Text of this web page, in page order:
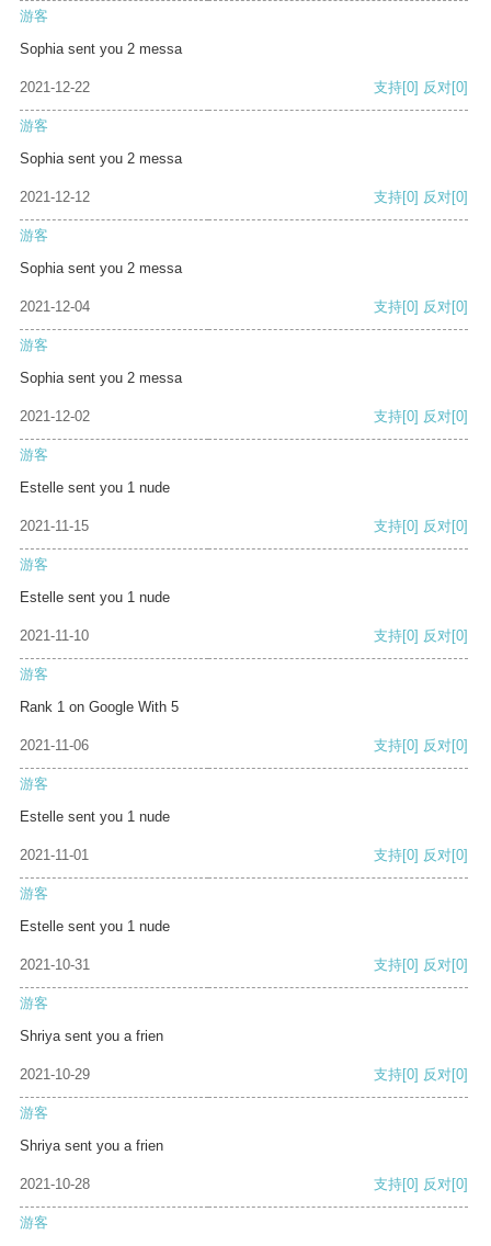
游客
Sophia sent you 2 messa
2021-12-22 支持[0] 反对[0]
游客
Sophia sent you 2 messa
2021-12-12 支持[0] 反对[0]
游客
Sophia sent you 2 messa
2021-12-04 支持[0] 反对[0]
游客
Sophia sent you 2 messa
2021-12-02 支持[0] 反对[0]
游客
Estelle sent you 1 nude
2021-11-15 支持[0] 反对[0]
游客
Estelle sent you 1 nude
2021-11-10 支持[0] 反对[0]
游客
Rank 1 on Google With 5
2021-11-06 支持[0] 反对[0]
游客
Estelle sent you 1 nude
2021-11-01 支持[0] 反对[0]
游客
Estelle sent you 1 nude
2021-10-31 支持[0] 反对[0]
游客
Shriya sent you a frien
2021-10-29 支持[0] 反对[0]
游客
Shriya sent you a frien
2021-10-28 支持[0] 反对[0]
游客